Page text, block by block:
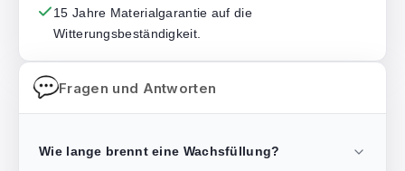
15 Jahre Materialgarantie auf die
Witterungsbeständigkeit.
Fragen und Antworten
Wie lange brennt eine Wachsfüllung?